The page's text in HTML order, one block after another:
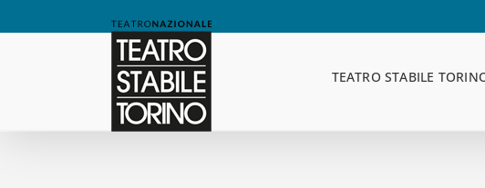
TEATRO STABILE